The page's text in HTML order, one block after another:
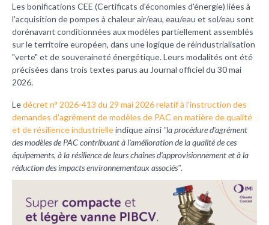
Les bonifications CEE (Certificats d'économies d'énergie) liées à
l'acquisition de pompes à chaleur air/eau, eau/eau et sol/eau sont
dorénavant conditionnées aux modèles partiellement assemblés
sur le territoire européen, dans une logique de réindustrialisation
"verte" et de souveraineté énergétique. Leurs modalités ont été
précisées dans trois textes parus au Journal officiel du 30 mai
2026.
Ledécret n° 2026-413 du 29 mai 2026 relatif à l'instruction des
demandes d'agrément de modèles de PAC en matière de qualité
et de résilience industrielleindique ainsi "la procédure d'agrément
des modèles de PAC contribuant à l'amélioration de la qualité de ces
équipements, à la résilience de leurs chaînes d'approvisionnement et à la
réduction des impacts environnementaux associés".